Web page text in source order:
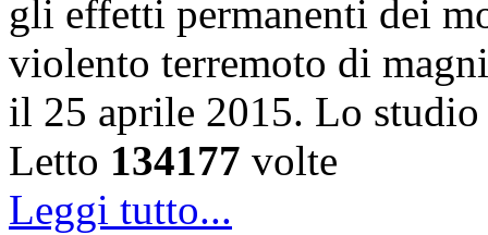
gli effetti permanenti dei
violento terremoto di
il 25 aprile 2015. Lo
Letto 134177 volte
Leggi tutto...